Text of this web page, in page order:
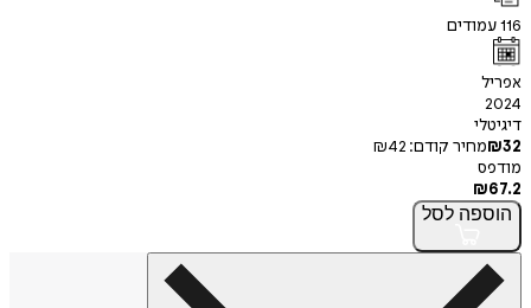
116עמודים
אפריל
2024
דיגיטלי
₪32 מחיר קודם: ₪42
מודפס
₪67.2
הוספה לסל